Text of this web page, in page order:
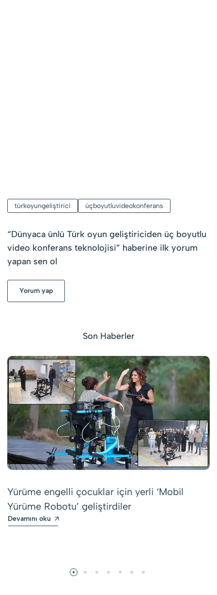
türkoyungeliştirici üçboyutluvideokonferans
“Dünyaca ünlü Türk oyun geliştiriciden üç boyutlu
video konferans teknolojisi” haberine ilk yorum
yapan sen ol
Yorum yap
Son Haberler
Yürüme engelli çocuklar için yerli ‘Mobil
Yürüme Robotu’ geliştirdiler
Devamını oku